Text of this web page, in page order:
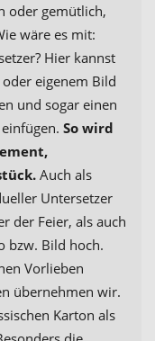
oder gemütlich,
wäre es mit:
Hier kannst
eigenem Bild
und sogar einen
So wird
Auch als
Untersetzer
der Feier, als auch
bzw. Bild hoch.
Vorlieben
übernehmen wir.
Karton als